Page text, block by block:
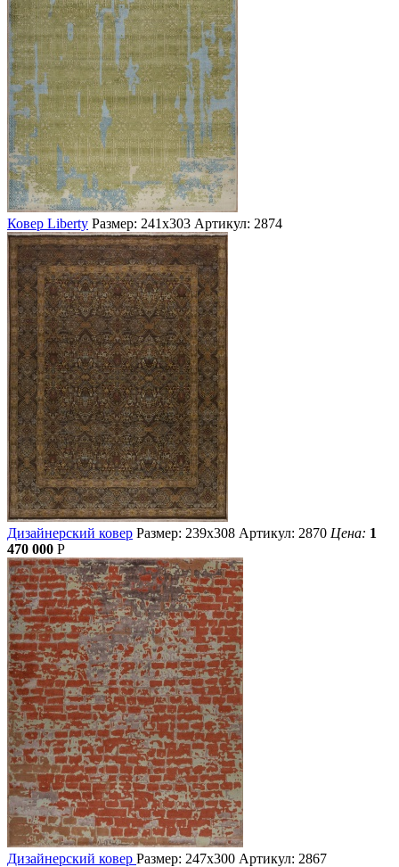
Ковер Liberty Размер: 241х303 Артикул: 2874
Дизайнерский ковер Размер: 239х308 Артикул: 2870 Цена: 1
470 000 Р
Дизайнерский ковер Размер: 247х300 Артикул: 2867